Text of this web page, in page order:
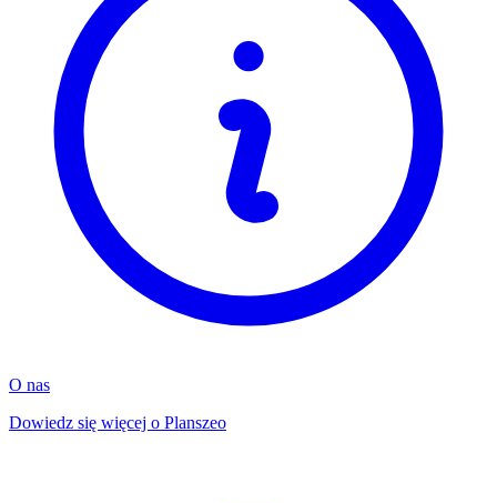
O nas
Dowiedz się więcej o Planszeo